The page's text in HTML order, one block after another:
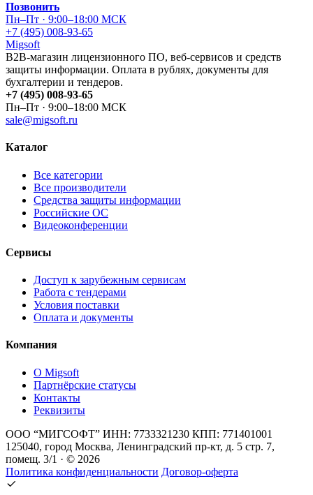
Позвонить
Пн–Пт · 9:00–18:00 МСК
+7 (495) 008-93-65
Migsoft
B2B-магазин лицензионного ПО, веб-сервисов и средств
защиты информации. Оплата в рублях, документы для
бухгалтерии и тендеров.
+7 (495) 008-93-65
Пн–Пт · 9:00–18:00 МСК
sale@migsoft.ru
Каталог
Все категории
Все производители
Средства защиты информации
Российские ОС
Видеоконференции
Сервисы
Доступ к зарубежным сервисам
Работа с тендерами
Условия поставки
Оплата и документы
Компания
О Migsoft
Партнёрские статусы
Контакты
Реквизиты
ООО “МИГСОФТ” ИНН: 7733321230 КПП: 771401001
125040, город Москва, Ленинградский пр-кт, д. 5 стр. 7,
помещ. 3/1 · © 2026
Политика конфиденциальности Договор-оферта